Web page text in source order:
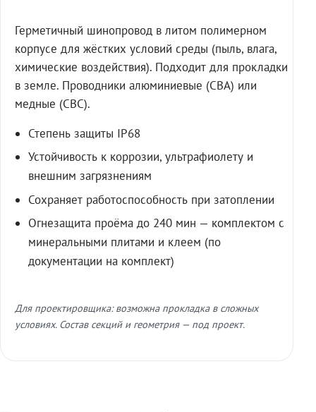
Герметичный шинопровод в литом полимерном
корпусе для жёстких условий среды (пыль, влага,
химические воздействия). Подходит для прокладки
в земле. Проводники алюминиевые (СВА) или
медные (СВС).
Степень защиты IP68
Устойчивость к коррозии, ультрафиолету и
внешним загрязнениям
Сохраняет работоспособность при затоплении
Огнезащита проёма до 240 мин — комплектом с
минеральными плитами и клеем (по
документации на комплект)
Для проектировщика: возможна прокладка в сложных
условиях. Состав секций и геометрия — под проект.